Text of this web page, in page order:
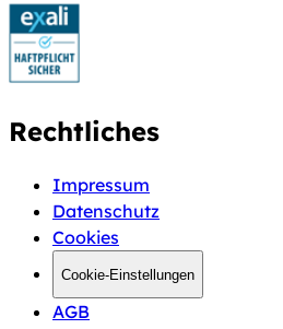
Rechtliches
Impressum
Datenschutz
Cookies
Cookie-Einstellungen
AGB